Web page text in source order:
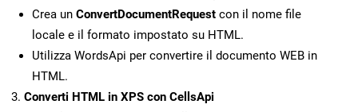
Crea un ConvertDocumentRequest con il nome file
locale e il formato impostato su HTML.
Utilizza WordsApi per convertire il documento WEB in
HTML.
Converti HTML in XPS con CellsApi